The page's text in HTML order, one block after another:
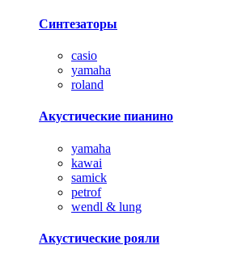
Синтезаторы
casio
yamaha
roland
Акустические пианино
yamaha
kawai
samick
petrof
wendl & lung
Акустические рояли